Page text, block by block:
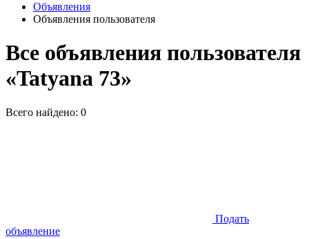
Объявления
Объявления пользователя
Все объявления пользователя
«Tatyana 73»
Всего найдено: 0
Подать
объявление